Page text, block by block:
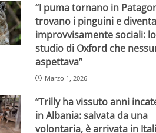
“I puma tornano in
trovano i pinguini e
improvvisamente sociali: lo
studio di Oxford che
aspettava”
Marzo 1, 2026
“Trilly ha vissuto anni
in Albania: salvata da una
volontaria, è arrivata in